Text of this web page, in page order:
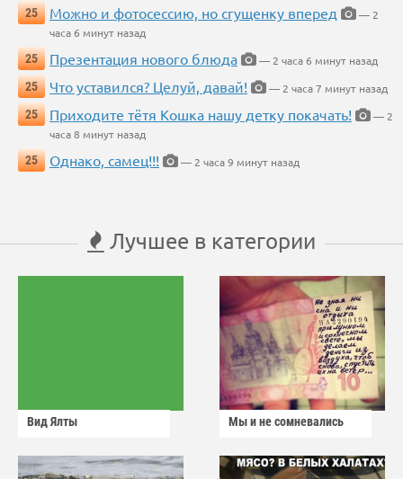
25 Можно и фотосессию, но сгущенку вперед
— 2
часа 6 минут назад
25
Презентация нового блюда
— 2 часа 6 минут назад
25
Что уставился? Целуй, давай!
— 2 часа 7 минут назад
25
Приходите тётя Кошка нашу детку покачать!
— 2
часа 8 минут назад
25
Однако, самец!!! — 2 часа 9 минут назад
Лучшее в категории
Вид Ялты Мы и не сомневались